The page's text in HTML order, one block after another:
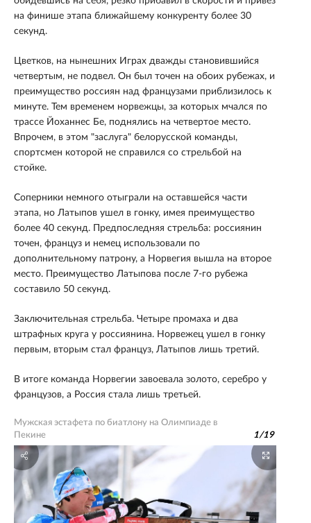
на финише этапа ближайшему конкуренту более 30
секунд.
Цветков, на нынешних Играх дважды становившийся
четвертым, не подвел. Он был точен на обоих рубежах, и
преимущество россиян над французами приблизилось к
минуте. Тем временем норвежцы, за которых мчался по
трассе Йоханнес Бе, поднялись на четвертое место.
Впрочем, в этом "заслуга" белорусской команды,
спортсмен которой не справился со стрельбой на
стойке.
Соперники немного отыграли на оставшейся части
этапа, но Латыпов ушел в гонку, имея преимущество
более 40 секунд. Предпоследняя стрельба: россиянин
точен, француз и немец использовали по
дополнительному патрону, а Норвегия вышла на второе
место. Преимущество Латыпова после 7-го рубежа
составило 50 секунд.
Заключительная стрельба. Четыре промаха и два
штрафных круга у россиянина. Норвежец ушел в гонку
первым, вторым стал француз, Латыпов лишь третий.
В итоге команда Норвегии завоевала золото, серебро у
французов, а Россия стала лишь третьей.
Мужская эстафета по биатлону на Олимпиаде в
Пекине
1/19